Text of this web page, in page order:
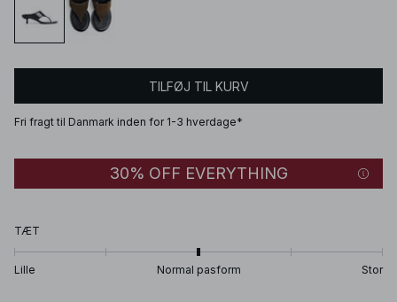
TILFØJ TIL KURV
Fri fragt til Danmark inden for 1-3 hverdage*
30% OFF EVERYTHING
TÆT
Lille Normal pasform Stor